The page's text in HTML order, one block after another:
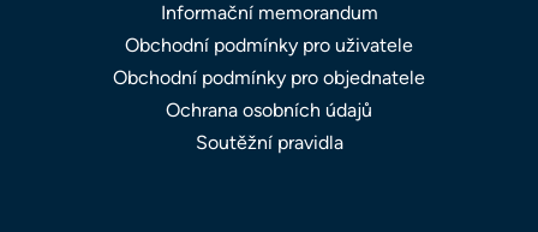
Informační memorandum
Obchodní podmínky pro uživatele
Obchodní podmínky pro objednatele
Ochrana osobních údajů
Soutěžní pravidla